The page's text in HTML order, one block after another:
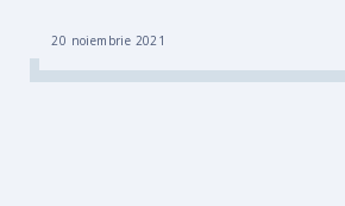
20 noiembrie 2021